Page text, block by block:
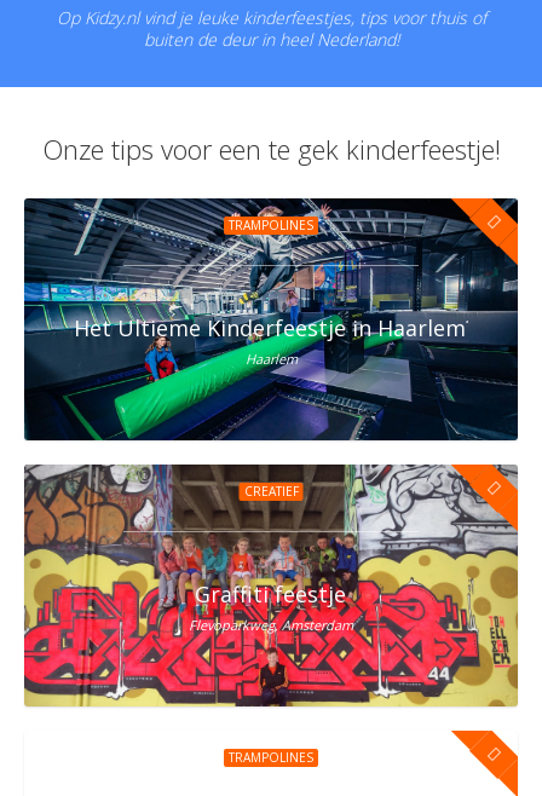
Op Kidzy.nl vind je leuke kinderfeestjes, tips voor thuis of
buiten de deur in heel Nederland!
Onze tips voor een te gek kinderfeestje!
TRAMPOLINES
Het Ultieme Kinderfeestje in Haarlem? Vier
Haarlem
CREATIEF
Graffiti feestje
Flevoparkweg, Amsterdam
TRAMPOLINES